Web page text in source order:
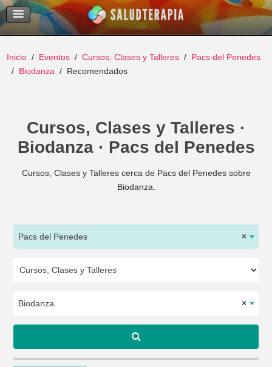
Temas Recientes
Buscar
Inicio Eventos Cursos, Clases y Talleres
Pacs del Penedes
Biodanza
Recomendados
Cursos, Clases y Talleres ·
Biodanza · Pacs del Penedes
Cursos, Clases y Talleres cerca de Pacs del Penedes sobre
Biodanza.
×
Pacs del Penedes
×
Biodanza